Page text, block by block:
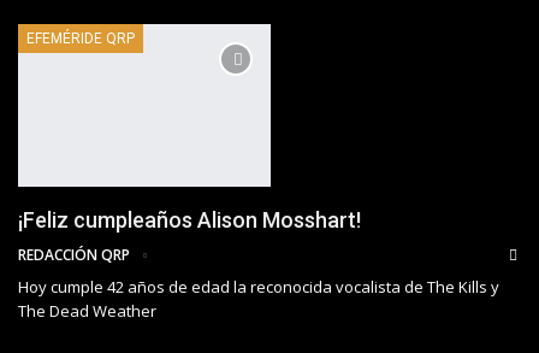
EFEMÉRIDE QRP
¡Feliz cumpleaños Alison Mosshart!
REDACCIÓN QRP
Hoy cumple 42 años de edad la reconocida vocalista de The Kills y
The Dead Weather